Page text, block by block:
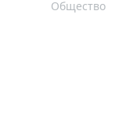
Общество